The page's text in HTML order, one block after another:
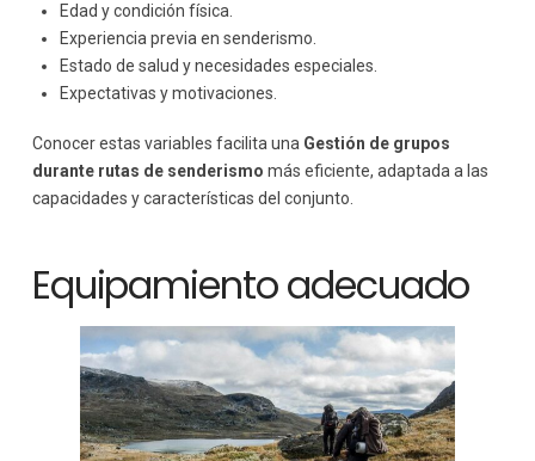
Edad y condición física.
Experiencia previa en senderismo.
Estado de salud y necesidades especiales.
Expectativas y motivaciones.
Conocer estas variables facilita una Gestión de grupos
durante rutas de senderismo más eficiente, adaptada a las
capacidades y características del conjunto.
Equipamiento adecuado